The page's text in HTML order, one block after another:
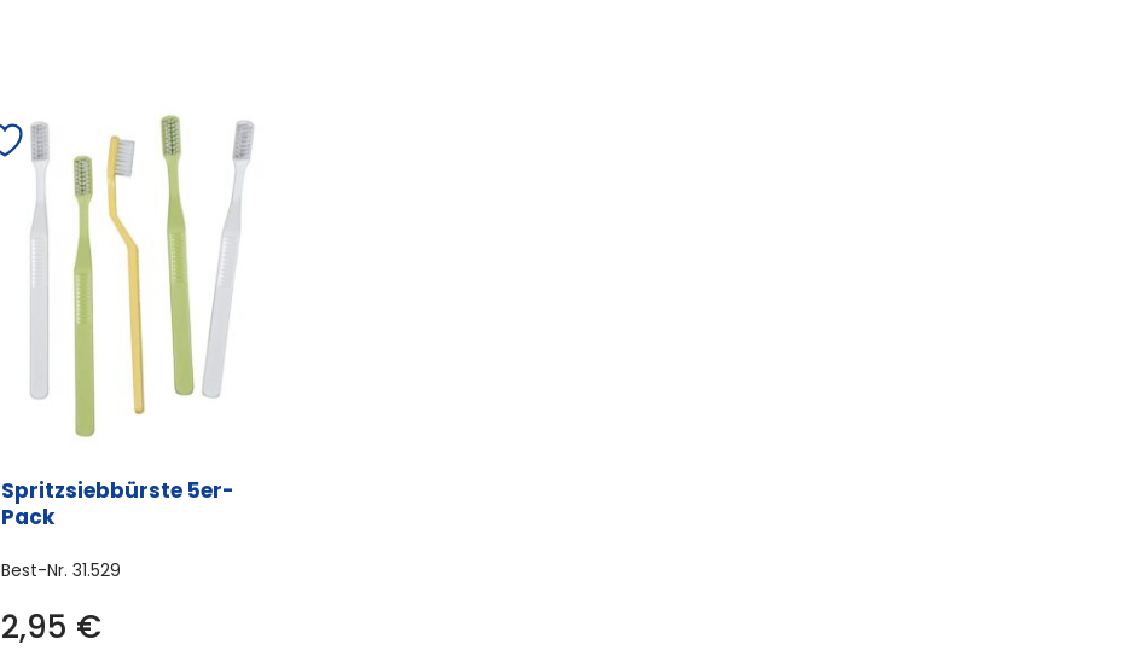
Spritzsiebbürste 5er-
Pack
Best-Nr.31.529
2,95 €